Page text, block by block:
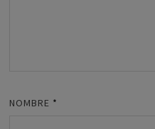
NOMBRE *